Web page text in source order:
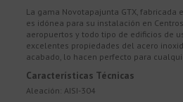
La gama Novotapajunta GTX, fabricada
es idónea para su instalación en
aeropuertos y todo tipo de edificios de
excelentes propiedades del acero
acabado, lo hacen perfecto para
Características Técnicas
Aleación: AISI-304